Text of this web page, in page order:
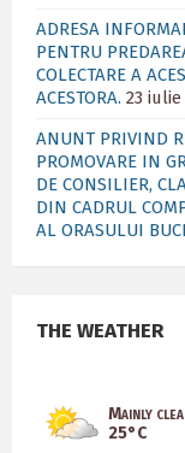
ADRESA
PENTRU
COLECTARE A
ACESTORA. 23 iulie
ANUNT PRIVIND
PROMOVARE IN
DE CONSILIER,
DIN CADRUL
AL ORASULUI
THE WEATHER
Mainly
25°C